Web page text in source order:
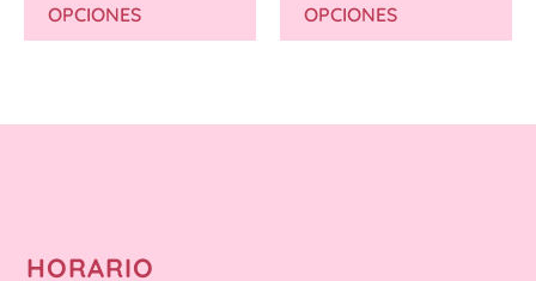
OPCIONES
OPCIONES
HORARIO